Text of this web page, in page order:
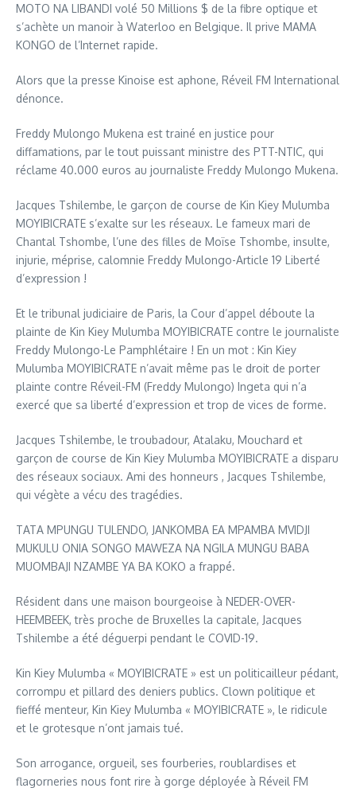
MOTO NA LIBANDI volé 50 Millions $ de la fibre optique et
s’achète un manoir à Waterloo en Belgique. Il prive MAMA
KONGO de l’Internet rapide.
Alors que la presse Kinoise est aphone, Réveil FM International
dénonce.
Freddy Mulongo Mukena est trainé en justice pour
diffamations, par le tout puissant ministre des PTT-NTIC, qui
réclame 40.000 euros au journaliste Freddy Mulongo Mukena.
Jacques Tshilembe, le garçon de course de Kin Kiey Mulumba
MOYIBICRATE s’exalte sur les réseaux. Le fameux mari de
Chantal Tshombe, l’une des filles de Moïse Tshombe, insulte,
injurie, méprise, calomnie Freddy Mulongo-Article 19 Liberté
d’expression !
Et le tribunal judiciaire de Paris, la Cour d’appel déboute la
plainte de Kin Kiey Mulumba MOYIBICRATE contre le journaliste
Freddy Mulongo-Le Pamphlétaire ! En un mot : Kin Kiey
Mulumba MOYIBICRATE n’avait même pas le droit de porter
plainte contre Réveil-FM (Freddy Mulongo) Ingeta qui n’a
exercé que sa liberté d’expression et trop de vices de forme.
Jacques Tshilembe, le troubadour, Atalaku, Mouchard et
garçon de course de Kin Kiey Mulumba MOYIBICRATE a disparu
des réseaux sociaux. Ami des honneurs , Jacques Tshilembe,
qui végète a vécu des tragédies.
TATA MPUNGU TULENDO, JANKOMBA EA MPAMBA MVIDJI
MUKULU ONIA SONGO MAWEZA NA NGILA MUNGU BABA
MUOMBAJI NZAMBE YA BA KOKO a frappé.
Résident dans une maison bourgeoise à NEDER-OVER-
HEEMBEEK, très proche de Bruxelles la capitale, Jacques
Tshilembe a été déguerpi pendant le COVID-19.
Kin Kiey Mulumba « MOYIBICRATE » est un politicailleur pédant,
corrompu et pillard des deniers publics. Clown politique et
fieffé menteur, Kin Kiey Mulumba « MOYIBICRATE », le ridicule
et le grotesque n’ont jamais tué.
Son arrogance, orgueil, ses fourberies, roublardises et
flagorneries nous font rire à gorge déployée à Réveil FM